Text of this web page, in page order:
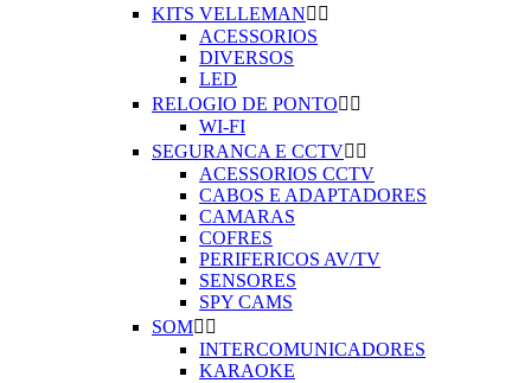
KITS VELLEMAN 
ACESSORIOS
DIVERSOS
LED
RELOGIO DE PONTO 
WI-FI
SEGURANCA E CCTV 
ACESSORIOS CCTV
CABOS E ADAPTADORES
CAMARAS
COFRES
PERIFERICOS AV/TV
SENSORES
SPY CAMS
SOM 
INTERCOMUNICADORES
KARAOKE